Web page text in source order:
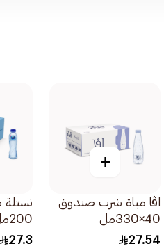
+
اڤا مياة شرب صندوق
40×330مل
27.54
200مل × 48عبوة
27.3